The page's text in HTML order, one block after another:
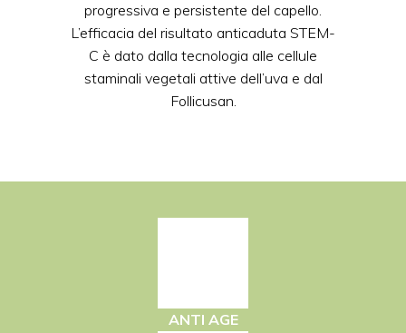
progressiva e persistente del capello.
L’efficacia del risultato anticaduta STEM-
C è dato dalla tecnologia alle cellule
staminali vegetali attive dell’uva e dal
Follicusan.
ANTI AGE